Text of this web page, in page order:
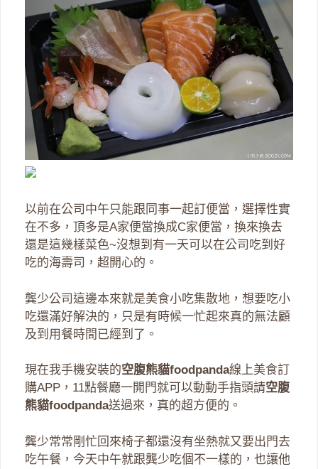
以前在公司中午只能跟同事一起訂便當，選擇性實
在不多，頂多是A家便當換成C家便當，換來換去
還是這幾樣菜色~沒想到有一天可以在公司吃到好
吃的海壽司，超開心的。
龔少公司這邊本來就是美食小吃集散地，想要吃小
吃還滿好解決的，只是有時候一忙起來真的無法顧
及到用餐時間已經到了。
現在我手機安裝的空腹熊貓foodpanda線上美食訂
購APP，11點餐廳一開門就可以動動手指頭請空腹
熊貓foodpanda送過來，真的超方便的。
龔少常常剛忙回來椅子都還沒有坐熱就又要出門去
吃午餐，今天中午就跟龔少吃個不一樣的，也讓他